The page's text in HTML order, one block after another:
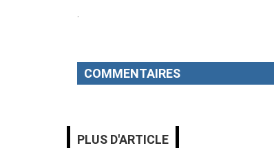
.
COMMENTAIRES
PLUS D'ARTICLE